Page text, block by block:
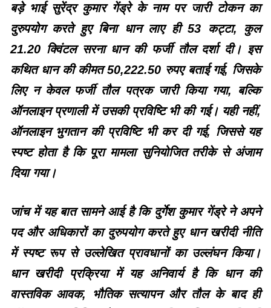
बड़े भाई सुरेंद्र कुमार गेंड्रे के नाम पर जारी टोकन का
दुरुपयोग करते हुए बिना धान लाए ही 53 कट्टा, कुल
21.20 क्विंटल सरना धान की फर्जी तौल दर्शा दी। इस
कथित धान की कीमत 50,222.50 रुपए बताई गई, जिसके
लिए न केवल फर्जी तौल पत्रक जारी किया गया, बल्कि
ऑनलाइन प्रणाली में उसकी प्रविष्टि भी की गई। यही नहीं,
ऑनलाइन भुगतान की प्रविष्टि भी कर दी गई, जिससे यह
स्पष्ट होता है कि पूरा मामला सुनियोजित तरीके से अंजाम
दिया गया।
जांच में यह बात सामने आई है कि दुर्गेश कुमार गेंड्रे ने अपने
पद और अधिकारों का दुरुपयोग करते हुए धान खरीदी नीति
में स्पष्ट रूप से उल्लेखित प्रावधानों का उल्लंघन किया।
धान खरीदी प्रक्रिया में यह अनिवार्य है कि धान की
वास्तविक आवक, भौतिक सत्यापन और तौल के बाद ही